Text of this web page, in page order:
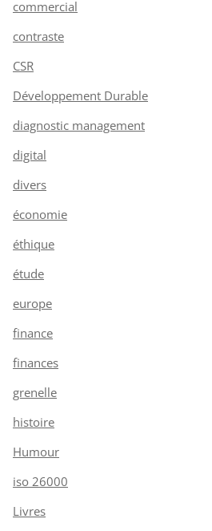
commercial
contraste
CSR
Développement Durable
diagnostic management
digital
divers
économie
éthique
étude
europe
finance
finances
grenelle
histoire
Humour
iso 26000
Livres